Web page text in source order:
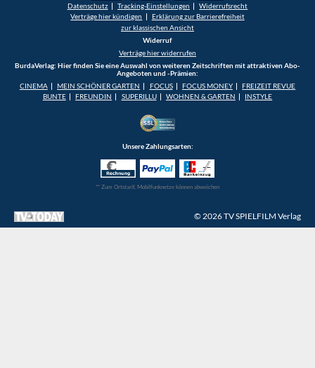
Datenschutz
Tracking-Einstellungen
Widerrufsrecht
Verträge hier kündigen
Erklärung zur Barrierefreiheit
zur klassischen Ansicht
Widerruf
Verträge hier widerrufen
BurdaVerlag: Hier finden Sie eine Auswahl von weiteren Zeitschriften mit attraktiven Abo-
Angeboten und -Prämien:
CINEMA
MEIN SCHÖNER GARTEN FOCUS FOCUS MONEY
FREIZEIT REVUE
BUNTE
FREUNDIN SUPERILLU WOHNEN & GARTEN INSTYLE
Unsere Zahlungsarten:
** Zum Ortstarif, Mobilfunknetze können abweichen
© 2026 TV SPIELFILM Verlag